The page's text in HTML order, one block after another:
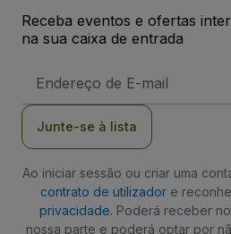
Receba eventos e ofertas
na sua caixa de entrada
de
Junte-se à lista
Ao iniciar sessão ou criar uma
contrato de utilizadore
privacidade. Poderá receber
nossa parte e poderá optar por